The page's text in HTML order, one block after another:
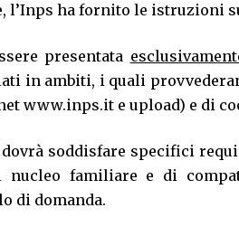
l’Inps ha fornito le istruzioni
presentata
in ambiti, i quali
www.inps.it e upload) e di
soddisfare specifici
nucleo familiare e di
di domanda.